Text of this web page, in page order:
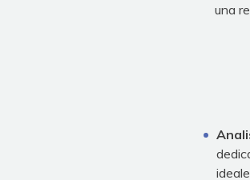
una
ideale.